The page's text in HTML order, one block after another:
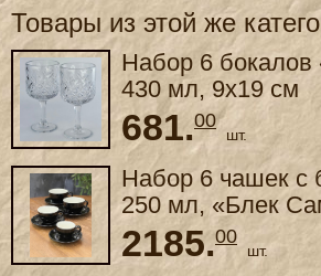
Товары из этой же
Набор 6
430 мл, 9x19 см
681.00
шт.
Набор 6 чашек с
250 мл, «Блек
2185.00
шт.